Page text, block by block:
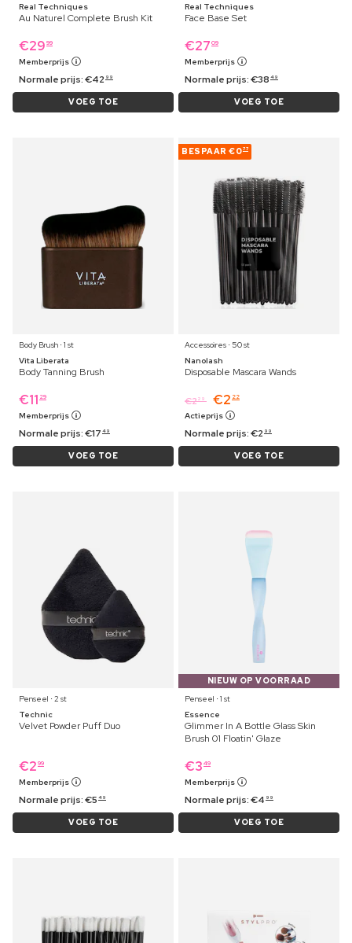
Real Techniques
Au Naturel Complete Brush Kit
€29 99
Memberprijs
Normale prijs:€42 99
VOEG TOE
Real Techniques
Face Base Set
€27 09
Memberprijs
Normale prijs:€38 49
VOEG TOE
Body Brush ⋅ 1 st
Vita Liberata
Body Tanning Brush
€11 29
Memberprijs
Normale prijs:€17 49
VOEG TOE
BESPAAR €077
Accessoires ⋅ 50 st
Nanolash
Disposable Mascara Wands
€229 €2 22
Actieprijs
Normale prijs:€2 99
VOEG TOE
Penseel ⋅ 2 st
Technic
Velvet Powder Puff Duo
€2 99
Memberprijs
Normale prijs:€5 49
VOEG TOE
NIEUW OP VOORRAAD
Penseel ⋅ 1 st
Essence
Glimmer In A Bottle Glass Skin
Brush 01 Floatin' Glaze
€3 49
Memberprijs
Normale prijs:€4 99
VOEG TOE